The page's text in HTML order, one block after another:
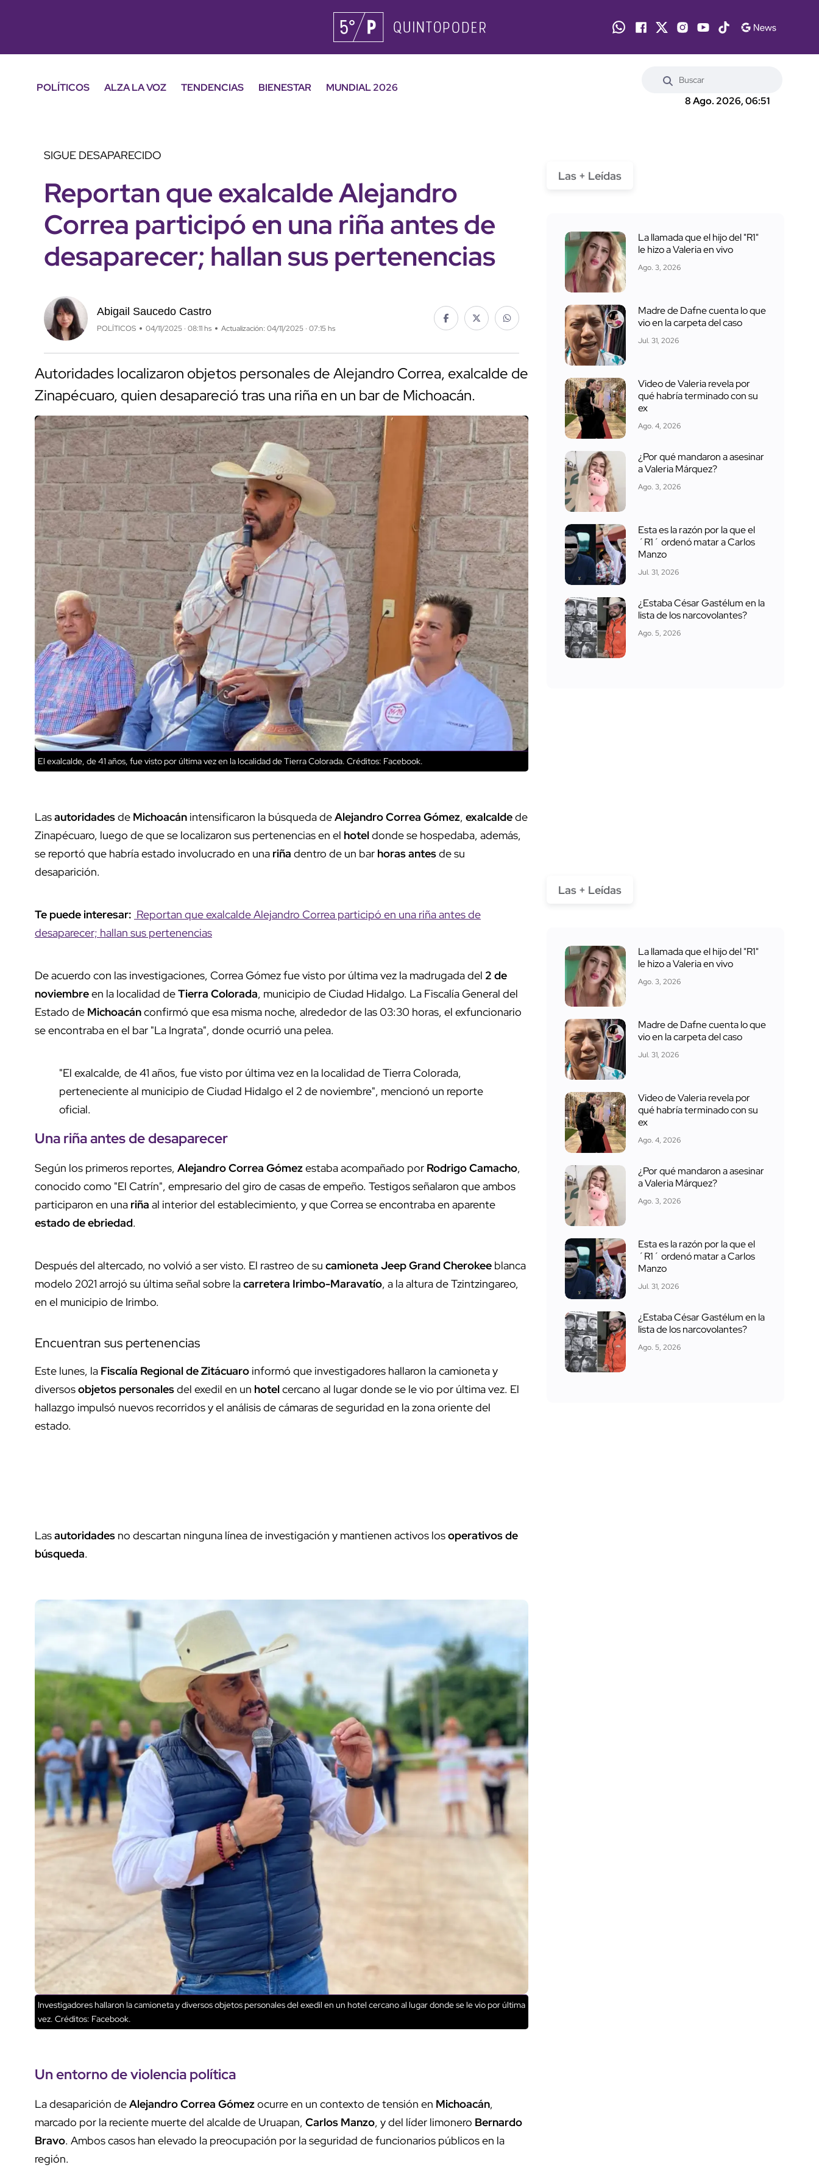
POLÍTICOS ALZA LA VOZ TENDENCIAS BIENESTAR
MUNDIAL 2026
8 Ago. 2026, 06:51
SIGUE DESAPARECIDO
Reportan que exalcalde Alejandro
Correa participó en una riña antes de
desaparecer; hallan sus pertenencias
Abigail Saucedo Castro
POLÍTICOS 04/11/2025 · 08:11 hs Actualización: 04/11/2025 · 07:15 hs
Autoridades localizaron objetos personales de Alejandro Correa, exalcalde de
Zinapécuaro, quien desapareció tras una riña en un bar de Michoacán.
El exalcalde, de 41 años, fue visto por última vez en la localidad de Tierra Colorada. Créditos: Facebook.
Lasautoridadesde Michoacán intensificaron la búsqueda deAlejandro Correa Gómez, exalcaldede
Zinapécuaro, luego de que se localizaron sus pertenencias en el hoteldonde se hospedaba, además,
se reportó que habría estado involucrado en una riña dentro de un bar horas antesde su
desaparición.
Te puede interesar: Reportan que exalcalde Alejandro Correa participó en una riña antes de
desaparecer; hallan sus pertenencias
De acuerdo con las investigaciones, Correa Gómez fue visto por última vez la madrugada del 2 de
noviembreen la localidad deTierra Colorada, municipio de Ciudad Hidalgo. La Fiscalía General del
Estado de Michoacánconfirmó que esa misma noche, alrededor de las 03:30 horas, el exfuncionario
se encontraba en el bar "La Ingrata", donde ocurrió una pelea.
"El exalcalde, de 41 años, fue visto por última vez en la localidad de Tierra Colorada,
perteneciente al municipio de Ciudad Hidalgo el 2 de noviembre", mencionó un reporte
oficial.
Unariñaantes de desaparecer
Según los primeros reportes, Alejandro Correa Gómezestaba acompañado por Rodrigo Camacho,
conocido como "El Catrín", empresario del giro de casas de empeño. Testigos señalaron que ambos
participaron en una riña al interior del establecimiento, y que Correa se encontraba en aparente
estado de ebriedad.
Después del altercado, no volvió a ser visto. El rastreo de su camioneta Jeep Grand Cherokee blanca
modelo 2021 arrojó su última señal sobre lacarretera Irimbo-Maravatío, a la altura de Tzintzingareo,
en el municipio de Irimbo.
Encuentran sus pertenencias
Este lunes, la Fiscalía Regional de Zitácuaro informó que investigadores hallaron la camioneta y
diversosobjetos personalesdel exedil en un hotelcercano al lugar donde se le vio por última vez. El
hallazgo impulsó nuevos recorridos y el análisis de cámaras de seguridad en la zona oriente del
estado.
Lasautoridades no descartan ninguna línea de investigación y mantienen activos losoperativos de
búsqueda.
Investigadores hallaron la camioneta y diversos objetos personales del exedil en un hotel cercano al lugar donde se le vio por última
vez. Créditos: Facebook.
Un entorno deviolencia política
La desaparición deAlejandro Correa Gómezocurre en un contexto de tensión en Michoacán,
marcado por la reciente muerte del alcalde de Uruapan, Carlos Manzo, y del líder limonero Bernardo
Bravo. Ambos casos han elevado la preocupación por la seguridad de funcionarios públicos en la
región.
Las + Leídas
La llamada que el hijo del "R1"
le hizo a Valeria en vivo
Ago. 3, 2026
Madre de Dafne cuenta lo que
vio en la carpeta del caso
Jul. 31, 2026
Video de Valeria revela por
qué habría terminado con su
ex
Ago. 4, 2026
¿Por qué mandaron a asesinar
a Valeria Márquez?
Ago. 3, 2026
Esta es la razón por la que el
´R1´ ordenó matar a Carlos
Manzo
Jul. 31, 2026
¿Estaba César Gastélum en la
lista de los narcovolantes?
Ago. 5, 2026
Las + Leídas
La llamada que el hijo del "R1"
le hizo a Valeria en vivo
Ago. 3, 2026
Madre de Dafne cuenta lo que
vio en la carpeta del caso
Jul. 31, 2026
Video de Valeria revela por
qué habría terminado con su
ex
Ago. 4, 2026
¿Por qué mandaron a asesinar
a Valeria Márquez?
Ago. 3, 2026
Esta es la razón por la que el
´R1´ ordenó matar a Carlos
Manzo
Jul. 31, 2026
¿Estaba César Gastélum en la
lista de los narcovolantes?
Ago. 5, 2026